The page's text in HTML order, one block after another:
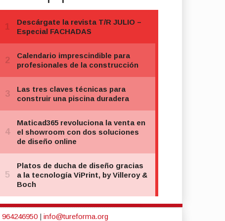
964246950| info@tureforma.org